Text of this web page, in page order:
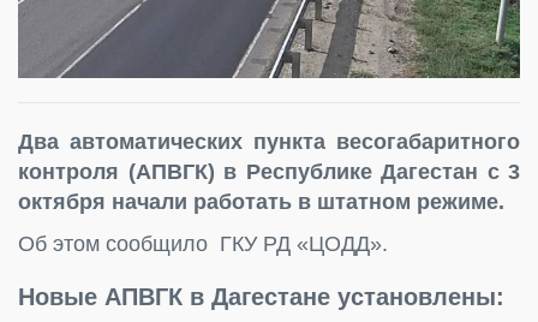
Два автоматических пункта весогабаритного
контроля (АПВГК) в Республике Дагестан с 3
октября начали работать в штатном режиме.
Об этом сообщило ГКУ РД «ЦОДД».
Новые АПВГК в Дагестане установлены: